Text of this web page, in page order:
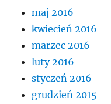
maj 2016
kwiecień 2016
marzec 2016
luty 2016
styczeń 2016
grudzień 2015